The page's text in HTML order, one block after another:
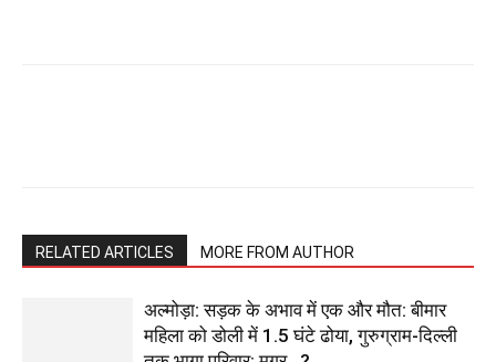
RELATED ARTICLES MORE FROM AUTHOR
अल्मोड़ा: सड़क के अभाव में एक और मौत: बीमार
महिला को डोली में 1.5 घंटे ढोया, गुरुग्राम-दिल्ली